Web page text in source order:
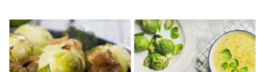
Top 10 des recettes pour aimer les choux de Bruxelles